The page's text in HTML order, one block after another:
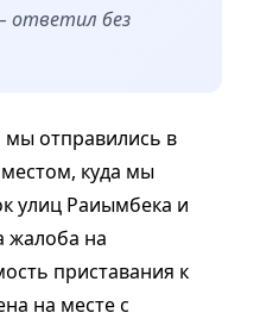
ответил без
мы отправились в
куда мы
улиц Раиымбека и
жалоба на
приставания к
на месте с